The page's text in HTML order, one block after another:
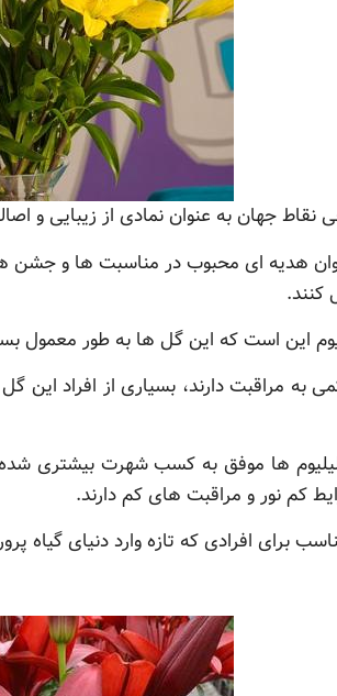
نقاط جهان به عنوان نمادی از زیبایی و
هدیه ای محبوب در مناسبت ها و جشن
کنند.
این است که این گل ها به طور معمول
به مراقبت دارند، بسیاری از افراد
ها موفق به کسب شهرت بیشتری
کم نور و مراقبت های کم دارند.
برای افرادی که تازه وارد دنیای گیاه